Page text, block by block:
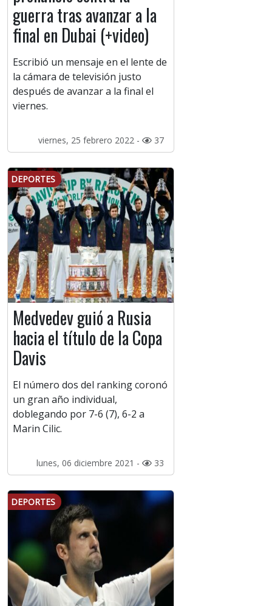
guerra tras avanzar a la
final en Dubai (+video)
Escribió un mensaje en el lente de
la cámara de televisión justo
después de avanzar a la final el
viernes.
viernes, 25 febrero 2022 - 37
DEPORTES
Medvedev guió a Rusia
hacia el título de la Copa
Davis
El número dos del ranking coronó
un gran año individual,
doblegando por 7-6 (7), 6-2 a
Marin Cilic.
lunes, 06 diciembre 2021 - 33
DEPORTES